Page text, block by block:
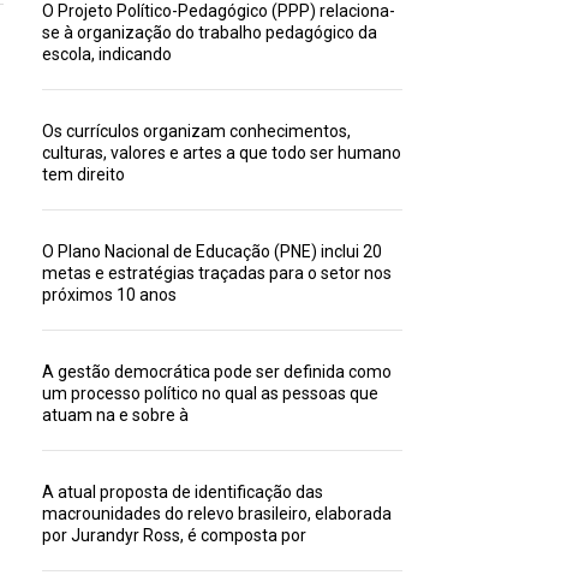
O Projeto Político-Pedagógico (PPP) relaciona-
se à organização do trabalho pedagógico da
escola, indicando
Os currículos organizam conhecimentos,
culturas, valores e artes a que todo ser humano
tem direito
O Plano Nacional de Educação (PNE) inclui 20
metas e estratégias traçadas para o setor nos
próximos 10 anos
A gestão democrática pode ser definida como
um processo político no qual as pessoas que
atuam na e sobre à
A atual proposta de identificação das
macrounidades do relevo brasileiro, elaborada
por Jurandyr Ross, é composta por